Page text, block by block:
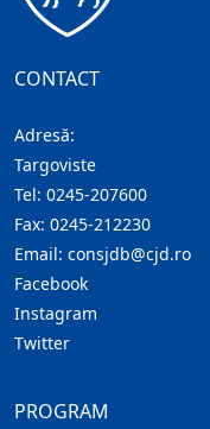
CONTACT
Adresă:
Targoviste
Tel: 0245-207600
Fax: 0245-212230
Email: consjdb@cjd.ro
Facebook
Instagram
Twitter
PROGRAM